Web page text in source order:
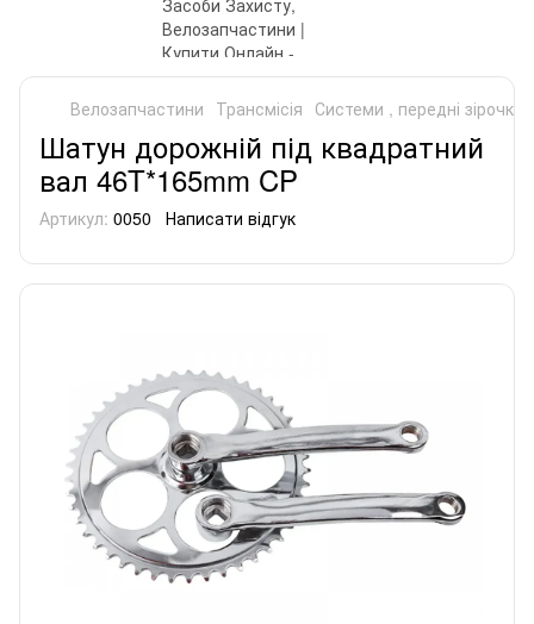
Велозапчастини Трансмісія Системи , передні зірочки
Шатун дорожній під квадратний
вал 46T*165mm CP
Артикул: 0050 Написати відгук